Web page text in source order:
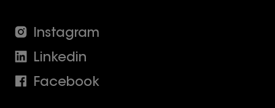
Instagram
Linkedin
Facebook